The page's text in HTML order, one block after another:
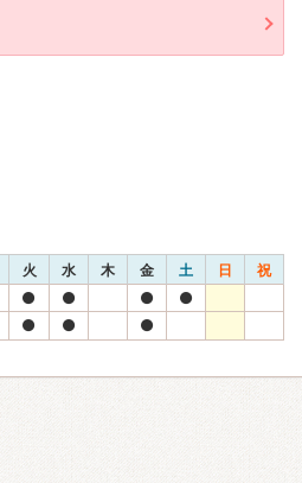
火 水 木 金 土 日 祝